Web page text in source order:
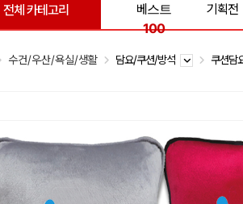
전체 카테고리
베스트
100
기획전
수건/우산/욕실/생활 담요/쿠션/방석 쿠션